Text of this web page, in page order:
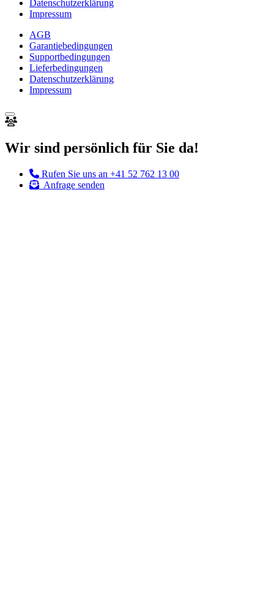
Datenschutzerklärung
Impressum
AGB
Garantiebedingungen
Supportbedingungen
Lieferbedingungen
Datenschutzerklärung
Impressum
Wir sind persönlich für Sie da!
Rufen Sie uns an +41 52 762 13 00
Anfrage senden